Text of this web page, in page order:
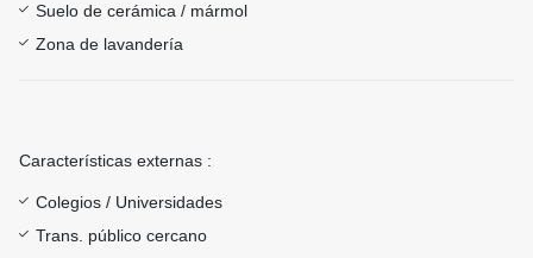
Suelo de cerámica / mármol
Zona de lavandería
Características externas :
Colegios / Universidades
Trans. público cercano